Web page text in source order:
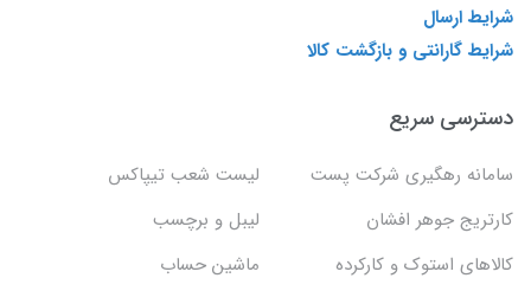
شرایط ارسال
شرایط گارانتی و بازگشت کالا
دسترسی سریع
سامانه رهگیری شرکت پست
لیست شعب تیپاکس
کارتریج جوهر افشان
لیبل و برچسب
کالاهای استوک و کارکرده
ماشین حساب